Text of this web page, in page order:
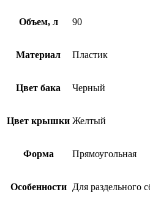
Объем, л 90
Материал Пластик
Цвет бака Черный
Цвет крышки Желтый
Форма Прямоугольная
Особенности Для раздельного